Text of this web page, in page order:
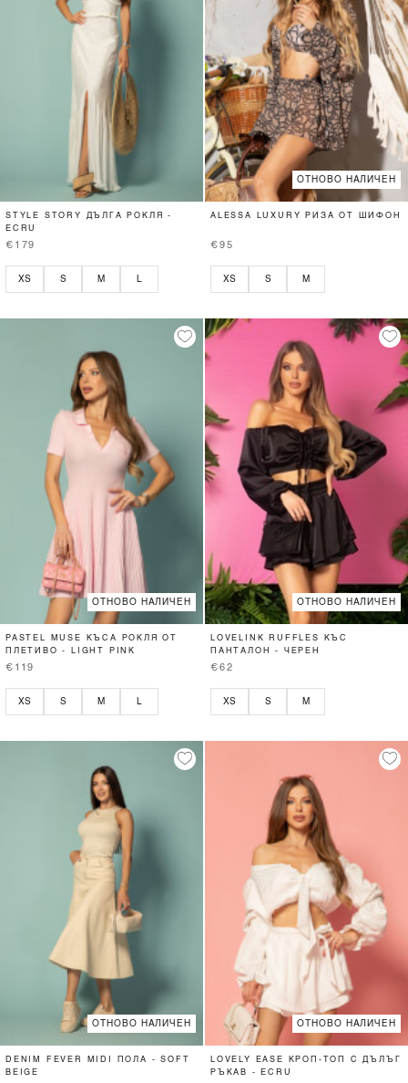
STYLE STORY ДЪЛГА РОКЛЯ -
ECRU
€179
XS S M L
ОТНОВО НАЛИЧЕН
ALESSA LUXURY РИЗА ОТ ШИФОН
€95
XS S M
ОТНОВО НАЛИЧЕН
PASTEL MUSE КЪСА РОКЛЯ ОТ
ПЛЕТИВО - LIGHT PINK
€119
XS S M
ОТНОВО НАЛИЧЕН
LOVELINK RUFFLES КЪС
ПАНТАЛОН - ЧЕРЕН
€62
XS S M
ОТНОВО НАЛИЧЕН
DENIM FEVER MIDI ПОЛА - SOFT
BEIGE
ОТНОВО НАЛИЧЕН
LOVELY EASE КРОП-ТОП С ДЪЛЪГ
РЪКАВ - ECRU